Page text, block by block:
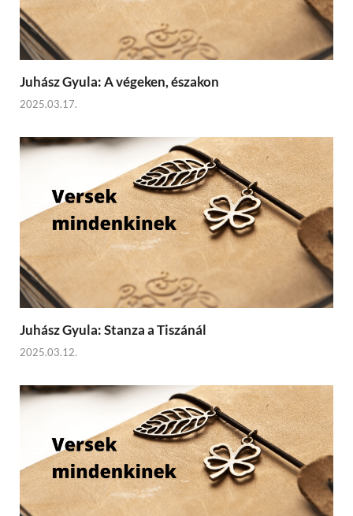
Juhász Gyula: A végeken, északon
2025.03.17.
Juhász Gyula: Stanza a Tiszánál
2025.03.12.